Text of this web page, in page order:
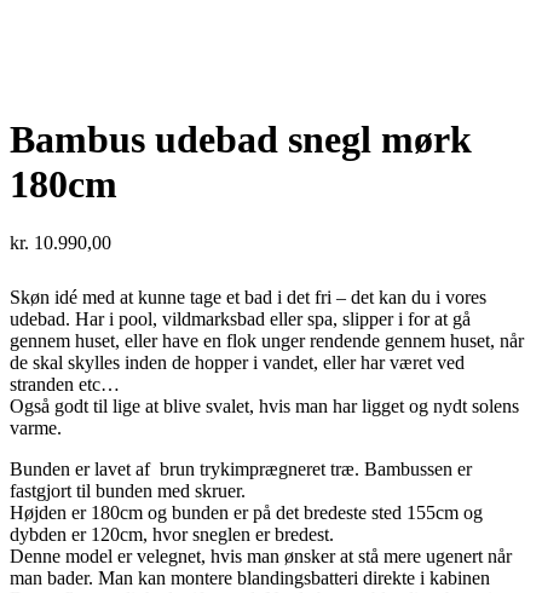
Bambus udebad snegl mørk
180cm
kr. 10.990,00
Skøn idé med at kunne tage et bad i det fri – det kan du i vores
udebad. Har i pool, vildmarksbad eller spa, slipper i for at gå
gennem huset, eller have en flok unger rendende gennem huset, når
de skal skylles inden de hopper i vandet, eller har været ved
stranden etc…
Også godt til lige at blive svalet, hvis man har ligget og nydt solens
varme.
Bunden er lavet af brun trykimprægneret træ. Bambussen er
fastgjort til bunden med skruer.
Højden er 180cm og bunden er på det bredeste sted 155cm og
dybden er 120cm, hvor sneglen er bredest.
Denne model er velegnet, hvis man ønsker at stå mere ugenert når
man bader. Man kan montere blandingsbatteri direkte i kabinen